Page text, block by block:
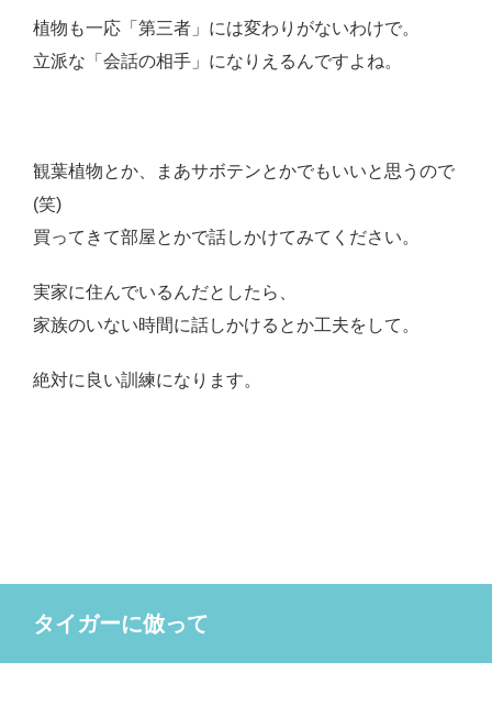
植物も一応「第三者」には変わりがないわけで。
立派な「会話の相手」になりえるんですよね。
観葉植物とか、まあサボテンとかでもいいと思うので
(笑)
買ってきて部屋とかで話しかけてみてください。
実家に住んでいるんだとしたら、
家族のいない時間に話しかけるとか工夫をして。
絶対に良い訓練になります。
タイガーに倣って